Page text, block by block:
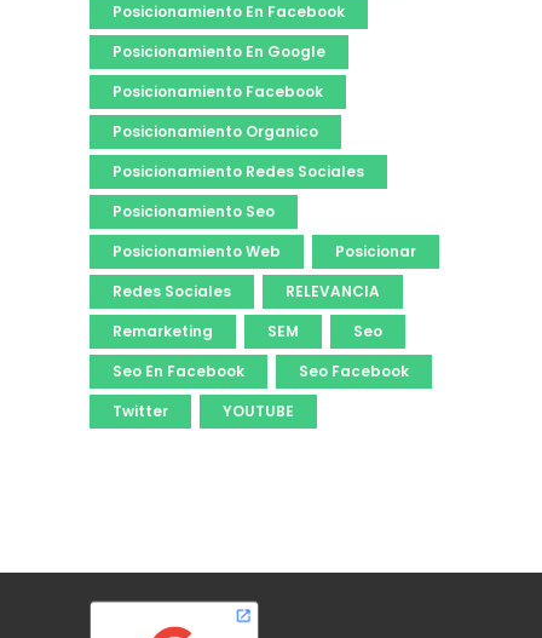
Posicionamiento En Facebook
Posicionamiento En Google
Posicionamiento Facebook
Posicionamiento Organico
Posicionamiento Redes Sociales
Posicionamiento Seo
Posicionamiento Web
Posicionar
Redes Sociales
RELEVANCIA
Remarketing
SEM
Seo
Seo En Facebook
Seo Facebook
Twitter
YOUTUBE